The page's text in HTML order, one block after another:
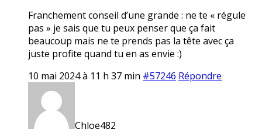
Franchement conseil d’une grande : ne te « régule
pas » je sais que tu peux penser que ça fait
beaucoup mais ne te prends pas la tête avec ça
juste profite quand tu en as envie :)
10 mai 2024 à 11 h 37 min #57246 Répondre
Chloe482